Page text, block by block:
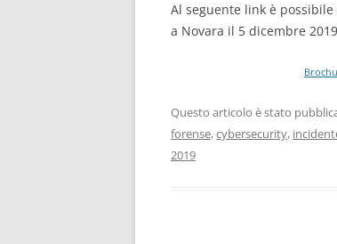
Al seguente link è
a Novara il 5 dicembre
Questo articolo è stato
forense,cybersecurity,
2019